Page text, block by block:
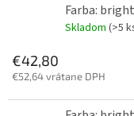
Farba:
Skladom (>5
€42,80
€52,64 vrátane DPH